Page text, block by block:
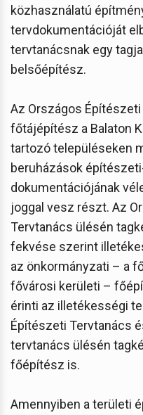
közhasználatú
tervdokumentációját
tervtanácsnak egy
belsőépítész.
Az Országos
főtájépítész a Balaton
tartozó településeken
beruházások
dokumentációjának
joggal vesz részt. Az
Tervtanács ülésén
fekvése szerint
az önkormányzati – a
fővárosi kerületi –
érinti az illetékességi
Építészeti Tervtanács
tervtanács ülésén
főépítész is.
Amennyiben a területi